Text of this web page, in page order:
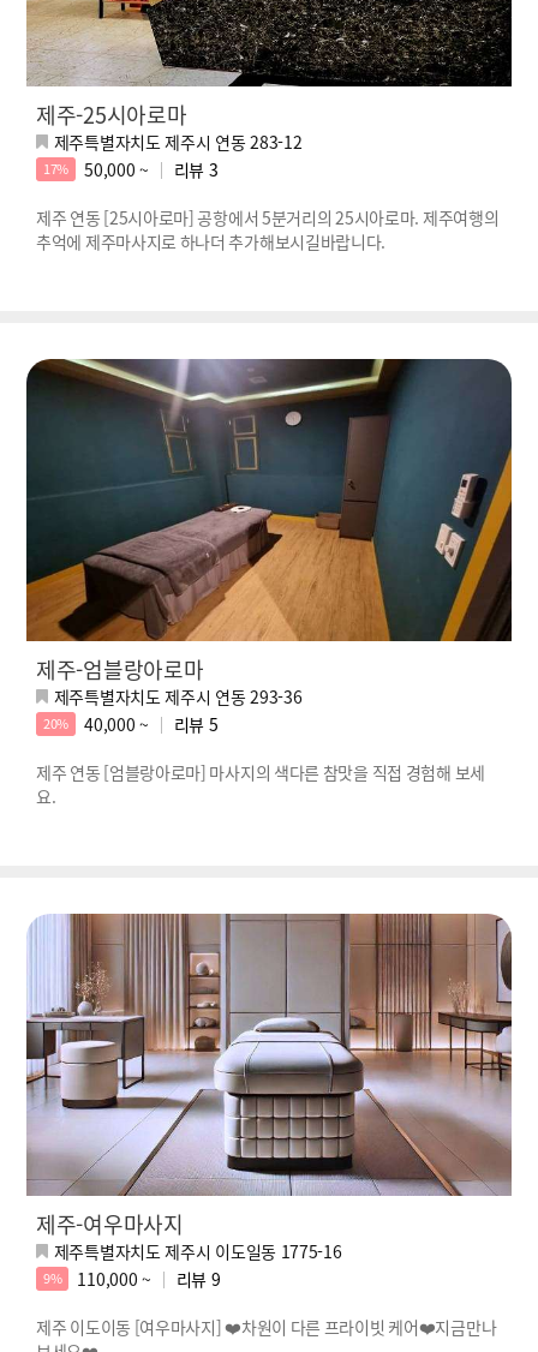
제주-25시아로마
제주특별자치도 제주시 연동 283-12
17% 50,000 ~ 리뷰 3
제주 연동 [25시아로마] 공항에서 5분거리의 25시아로마. 제주여행의
추억에 제주마사지로 하나더 추가해보시길바랍니다.
제주-엄블랑아로마
제주특별자치도 제주시 연동 293-36
20% 40,000 ~ 리뷰 5
제주 연동 [엄블랑아로마] 마사지의 색다른 참맛을 직접 경험해 보세
요.
제주-여우마사지
제주특별자치도 제주시 이도일동 1775-16
9% 110,000 ~ 리뷰 9
제주 이도이동 [여우마사지] ❤️차원이 다른 프라이빗 케어❤️지금만나